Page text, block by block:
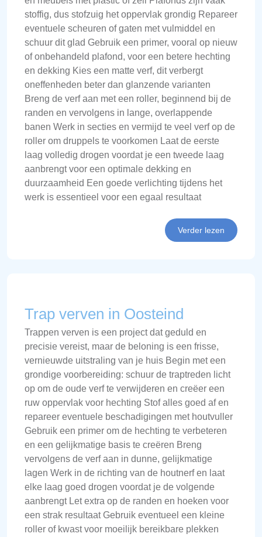
stoffig, dus stofzuig het oppervlak grondig Repareer
eventuele scheuren of gaten met vulmiddel en
schuur dit glad Gebruik een primer, vooral op nieuw
of onbehandeld plafond, voor een betere hechting
en dekking Kies een matte verf, dit verbergt
oneffenheden beter dan glanzende varianten
Breng de verf aan met een roller, beginnend bij de
randen en vervolgens in lange, overlappende
banen Werk in secties en vermijd te veel verf op de
roller om druppels te voorkomen Laat de eerste
laag volledig drogen voordat je een tweede laag
aanbrengt voor een optimale dekking en
duurzaamheid Een goede verlichting tijdens het
werk is essentieel voor een egaal resultaat
Verder lezen
Trap verven in Oosteind
Trappen verven is een project dat geduld en
precisie vereist, maar de beloning is een frisse,
vernieuwde uitstraling van je huis Begin met een
grondige voorbereiding: schuur de traptreden licht
op om de oude verf te verwijderen en creëer een
ruw oppervlak voor hechting Stof alles goed af en
repareer eventuele beschadigingen met houtvuller
Gebruik een primer om de hechting te verbeteren
en een gelijkmatige basis te creëren Breng
vervolgens de verf aan in dunne, gelijkmatige
lagen Werk in de richting van de houtnerf en laat
elke laag goed drogen voordat je de volgende
aanbrengt Let extra op de randen en hoeken voor
een strak resultaat Gebruik eventueel een kleine
roller of kwast voor moeilijk bereikbare plekken